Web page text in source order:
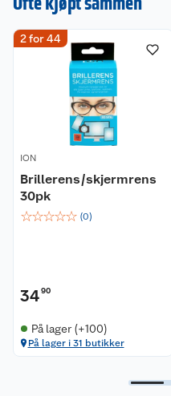
Materiale:
Metall
2 for 44
ION
Brillerens/skjermrens
30pk
☆☆☆☆☆ (0)
3490
På lager (+100)
På lager i 31 butikker